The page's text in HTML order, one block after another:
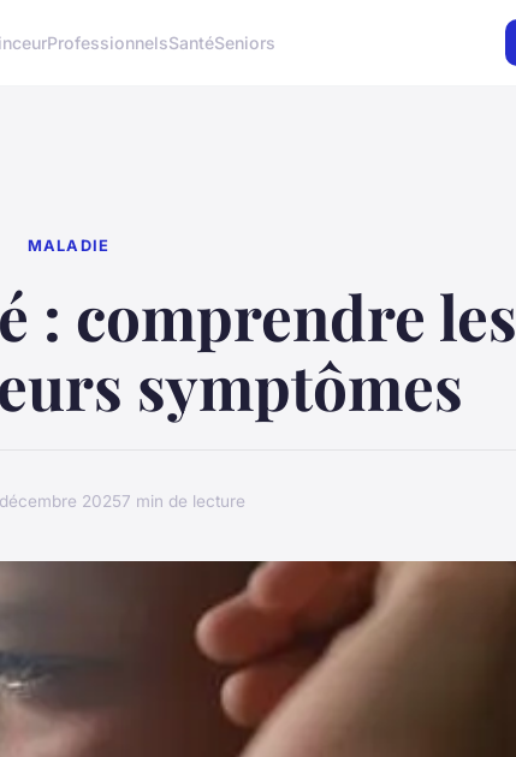
ProfessionnelsSantéSeniors
MALADIE
: comprendre les
symptômes
20257 min de lecture